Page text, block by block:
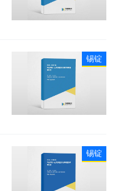
锡锭
锡锭